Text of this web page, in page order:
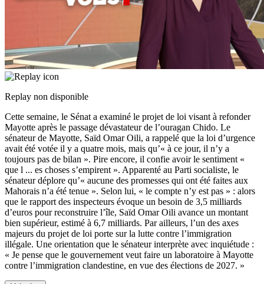
Replay non disponible
Cette semaine, le Sénat a examiné le projet de loi visant à refonder
Mayotte après le passage dévastateur de l’ouragan Chido. Le
sénateur de Mayotte, Saïd Omar Oili, a rappelé que la loi d’urgence
avait été votée il y a quatre mois, mais qu’« à ce jour, il n’y a
toujours pas de bilan ». Pire encore, il confie avoir le sentiment «
que l ... es choses s’empirent ». Apparenté au Parti socialiste, le
sénateur déplore qu’« aucune des promesses qui ont été faites aux
Mahorais n’a été tenue ». Selon lui, « le compte n’y est pas » : alors
que le rapport des inspecteurs évoque un besoin de 3,5 milliards
d’euros pour reconstruire l’île, Saïd Omar Oili avance un montant
bien supérieur, estimé à 6,7 milliards. Par ailleurs, l’un des axes
majeurs du projet de loi porte sur la lutte contre l’immigration
illégale. Une orientation que le sénateur interprète avec inquiétude :
« Je pense que le gouvernement veut faire un laboratoire à Mayotte
contre l’immigration clandestine, en vue des élections de 2027. »